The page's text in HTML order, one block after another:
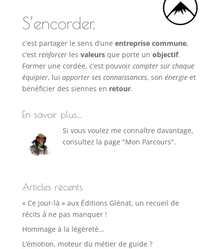
S’encorder,
c'est partager le sens d’une entreprise commune,
c’est renforcerles valeursque porte un objectif.
Former une cordée, c’est pouvoircompter sur chaque
équipier, lui apporter ses connaissances, son énergieet
bénéficier des siennes en retour.
En savoir plus…
Si vous voulez me connaître davantage,
consultez la page "Mon Parcours".
Articles récents
« Ce jour-là » aux Éditions Glénat, un recueil de
récits à ne pas manquer !
Hommage à la légèreté…
L’émotion, moteur du métier de guide ?